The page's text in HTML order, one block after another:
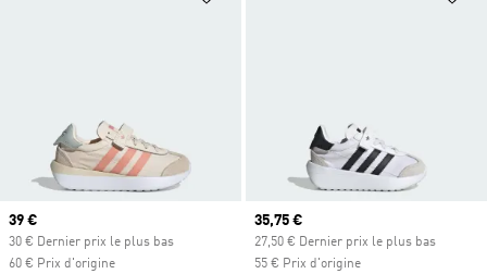
Prix actuel
39 €
30 € Dernier prix le plus bas
60 € Prix d'origine
Prix actuel
35,75 €
27,50 € Dernier prix le plus bas
55 € Prix d'origine